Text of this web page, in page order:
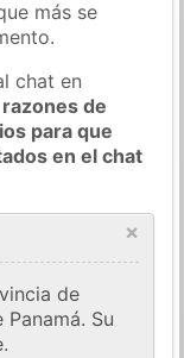
más se
chat en
de
para que
en el chat
×
de
Su